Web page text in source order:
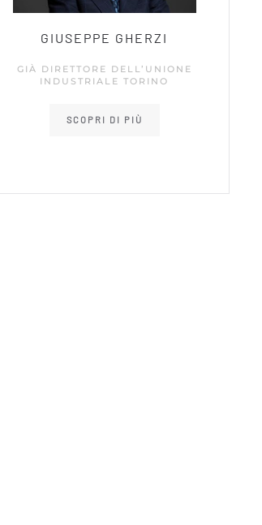
GIUSEPPE GHERZI
GIÀ DIRETTORE DELL’UNIONE
INDUSTRIALE TORINO
SCOPRI DI PIÙ